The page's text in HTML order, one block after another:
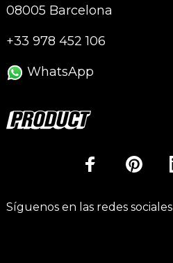
08005 Barcelona
+33 978 452 106
WhatsApp
Síguenos en las redes sociales